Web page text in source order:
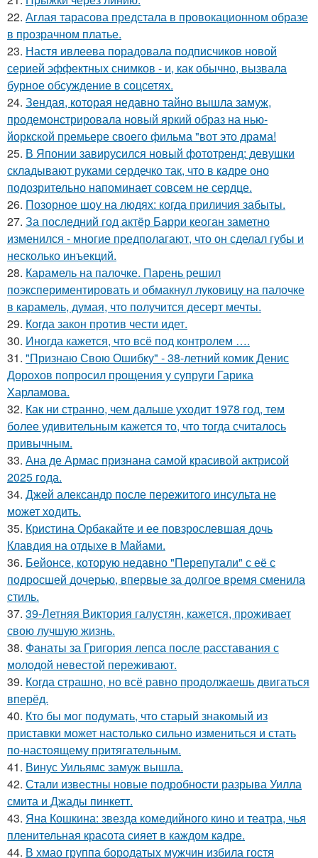
22. Аглая тарасова предстала в провокационном образе
в прозрачном платье.
23. Настя ивлеева порадовала подписчиков новой
серией эффектных снимков - и, как обычно, вызвала
бурное обсуждение в соцсетях.
24. Зендая, которая недавно тайно вышла замуж,
продемонстрировала новый яркий образ на нью-
йоркской премьере своего фильма "вот это драма!
25. В Японии завирусился новый фототренд: девушки
складывают руками сердечко так, что в кадре оно
подозрительно напоминает совсем не сердце.
26. Позорное шоу на людях: когда приличия забыты.
27. За последний год актёр Барри кеоган заметно
изменился - многие предполагают, что он сделал губы и
несколько инъекций.
28. Карамель на палочке. Парень решил
поэкспериментировать и обмакнул луковицу на палочке
в карамель, думая, что получится десерт мечты.
29. Когда закон против чести идет.
30. Иногда кажется, что всё под контролем ….
31. "Признаю Свою Ошибку" - 38-летний комик Денис
Дорохов попросил прощения у супруги Гарика
Харламова.
32. Как ни странно, чем дальше уходит 1978 год, тем
более удивительным кажется то, что тогда считалось
привычным.
33. Ана де Армас признана самой красивой актрисой
2025 года.
34. Джей александр после пережитого инсульта не
может ходить.
35. Кристина Орбакайте и ее повзрослевшая дочь
Клавдия на отдыхе в Майами.
36. Бейонсе, которую недавно "Перепутали" с её с
подросшей дочерью, впервые за долгое время сменила
стиль.
37. 39-Летняя Виктория галустян, кажется, проживает
свою лучшую жизнь.
38. Фанаты за Григория лепса после расставания с
молодой невестой переживают.
39. Когда страшно, но всё равно продолжаешь двигаться
вперёд.
40. Кто бы мог подумать, что старый знакомый из
приставки может настолько сильно измениться и стать
по-настоящему притягательным.
41. Винус Уильямс замуж вышла.
42. Стали известны новые подробности разрыва Уилла
смита и Джады пинкетт.
43. Яна Кошкина: звезда комедийного кино и театра, чья
пленительная красота сияет в каждом кадре.
44. В хмао группа бородатых мужчин избила гостя